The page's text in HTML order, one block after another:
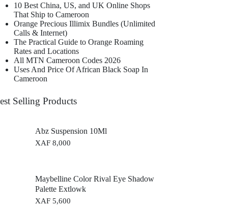
10 Best China, US, and UK Online Shops
That Ship to Cameroon
Orange Precious Illimix Bundles (Unlimited
Calls & Internet)
The Practical Guide to Orange Roaming
Rates and Locations
All MTN Cameroon Codes 2026
Uses And Price Of African Black Soap In
Cameroon
Selling Products
Abz Suspension 10Ml
XAF8,000
Maybelline Color Rival Eye Shadow
Palette Extlowk
XAF5,600